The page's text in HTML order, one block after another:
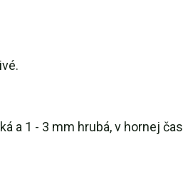
a 1 - 3 mm hrubá, v hornej